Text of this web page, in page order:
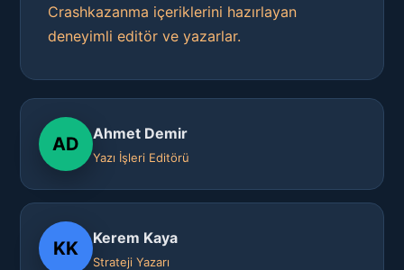
Crashkazanma içeriklerini hazırlayan
deneyimli editör ve yazarlar.
AD
Ahmet Demir
Yazı İşleri Editörü
KK
Kerem Kaya
Strateji Yazarı